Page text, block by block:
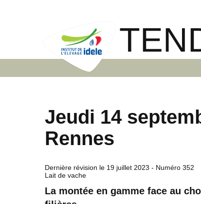
Jeudi 14
Rennes
Dernière révision le 19 juillet 2023 - Numéro 352
Lait de vache
La montée en gamme face au